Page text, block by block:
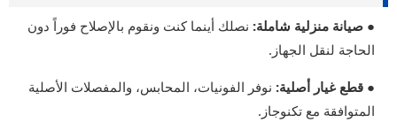
● صيانة منزلية شاملة: نصلك أينما كنت ونقوم بالإصلاح فوراً دون
الحاجة لنقل الجهاز.
● قطع غيار أصلية: نوفر الفونيات، المحابس، والمفصلات الأصلية
المتوافقة مع تكنوجاز.